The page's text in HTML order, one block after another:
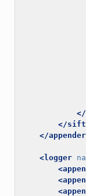
</
</
</
<logger